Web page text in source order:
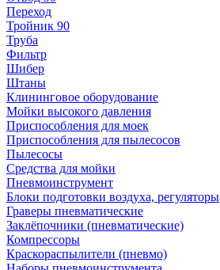
Переход
Тройник 90
Труба
Фильтр
Шибер
Штаны
Клининговое оборудование
Мойки высокого давления
Приспособления для моек
Приспособления для пылесосов
Пылесосы
Средства для мойки
Пневмоинструмент
Блоки подготовки воздуха, регуляторы
Граверы пневматические
Заклёпочники (пневматические)
Компрессоры
Краскораспылители (пневмо)